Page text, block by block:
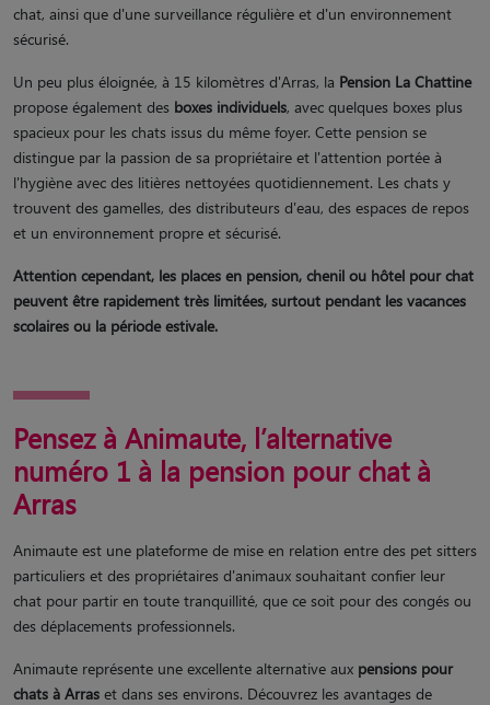
chat, ainsi que d'une surveillance régulière et d'un environnement
sécurisé.
Un peu plus éloignée, à 15 kilomètres d'Arras, la Pension La Chattine
propose également des boxes individuels, avec quelques boxes plus
spacieux pour les chats issus du même foyer. Cette pension se
distingue par la passion de sa propriétaire et l'attention portée à
l'hygiène avec des litières nettoyées quotidiennement. Les chats y
trouvent des gamelles, des distributeurs d'eau, des espaces de repos
et un environnement propre et sécurisé.
Attention cependant, les places en pension, chenil ou hôtel pour chat
peuvent être rapidement très limitées, surtout pendant les vacances
scolaires ou la période estivale.
Pensez à Animaute, l’alternative
numéro 1 à la pension pour chat à
Arras
Animaute est une plateforme de mise en relation entre des pet sitters
particuliers et des propriétaires d'animaux souhaitant confier leur
chat pour partir en toute tranquillité, que ce soit pour des congés ou
des déplacements professionnels.
Animaute représente une excellente alternative aux pensions pour
chats à Arras et dans ses environs. Découvrez les avantages de